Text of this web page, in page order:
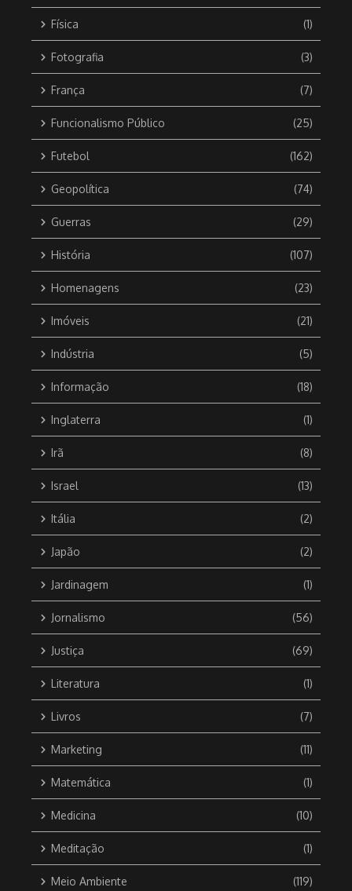
Física (1)
Fotografia (3)
França (7)
Funcionalismo Público (25)
Futebol (162)
Geopolítica (74)
Guerras (29)
História (107)
Homenagens (23)
Imóveis (21)
Indústria (5)
Informação (18)
Inglaterra (1)
Irã (8)
Israel (13)
Itália (2)
Japão (2)
Jardinagem (1)
Jornalismo (56)
Justiça (69)
Literatura (1)
Livros (7)
Marketing (11)
Matemática (1)
Medicina (10)
Meditação (1)
Meio Ambiente (119)